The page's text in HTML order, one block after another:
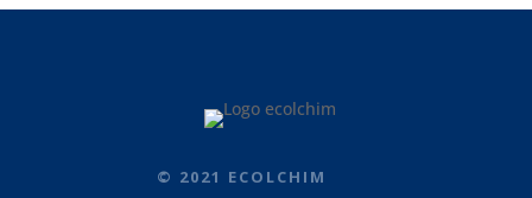
© 2021 ECOLCHIM